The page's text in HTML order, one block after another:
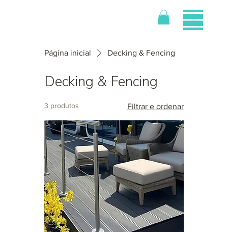
Página inicial Decking & Fencing
Decking & Fencing
3 produtos Filtrar e ordenar